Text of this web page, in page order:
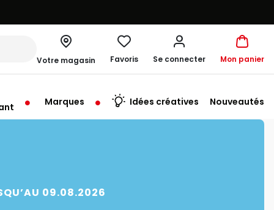
Votre magasin
à 10:00
Favoris Se connecter Mon panier
Marques Idées créatives Nouveautés
09.08.2026